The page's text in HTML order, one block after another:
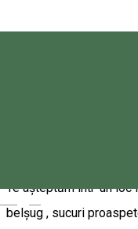
Magyar
Ambrus Pizza •
Te așteptăm într-un loc
belșug , sucuri